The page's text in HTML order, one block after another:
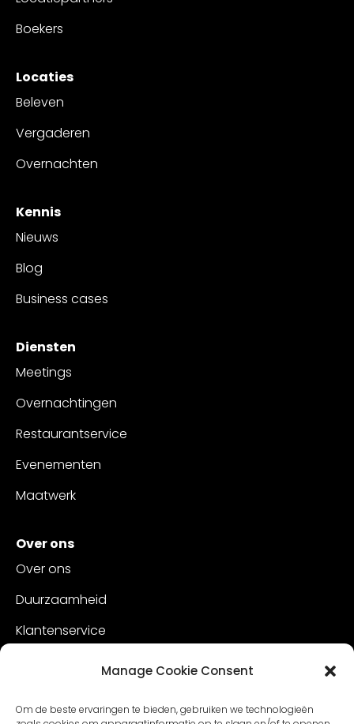
Manage Cookie Consent
Om de beste ervaringen te bieden, gebruiken we technologieën
Boekers
Locaties
Beleven
Vergaderen
Overnachten
Kennis
Nieuws
Blog
Business cases
Diensten
Meetings
Overnachtingen
Restaurantservice
Evenementen
Maatwerk
Over ons
Over ons
Duurzaamheid
Klantenservice